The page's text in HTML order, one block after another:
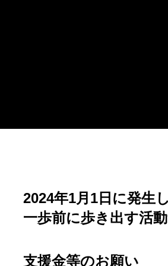
2024年1月1日に発生
一歩前に歩き出す活
支援金等のお願い